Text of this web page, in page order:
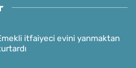
itfaiyeci evini yanmaktan